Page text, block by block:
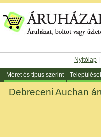
Nyitólap
Méret és tipus szerint
Debreceni Auchan